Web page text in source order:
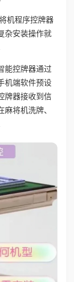
机程序控牌器
杂安装操作就
能控牌器通过
机端软件预设
牌器接收到信
将机洗牌、